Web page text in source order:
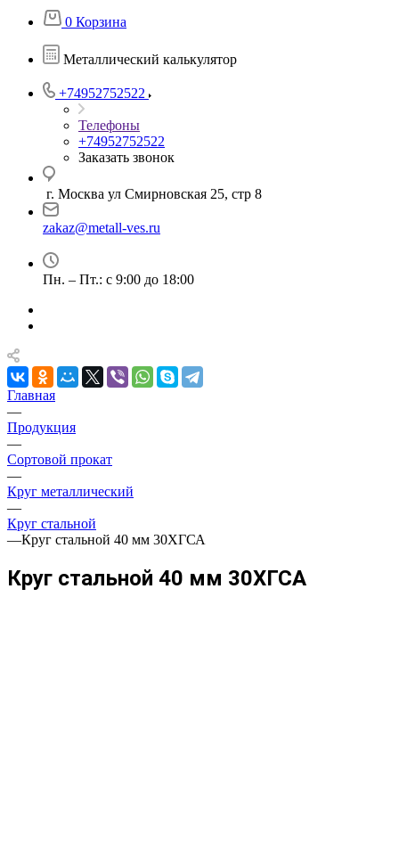
0 Корзина
Металлический калькулятор
+74952752522
Телефоны
+74952752522
Заказать звонок
г. Москва ул Смирновская 25, стр 8
zakaz@metall-ves.ru
Пн. – Пт.: с 9:00 до 18:00
Главная
—
Продукция
—
Сортовой прокат
—
Круг металлический
—
Круг стальной
—Круг стальной 40 мм 30ХГСА
Круг стальной 40 мм 30ХГСА